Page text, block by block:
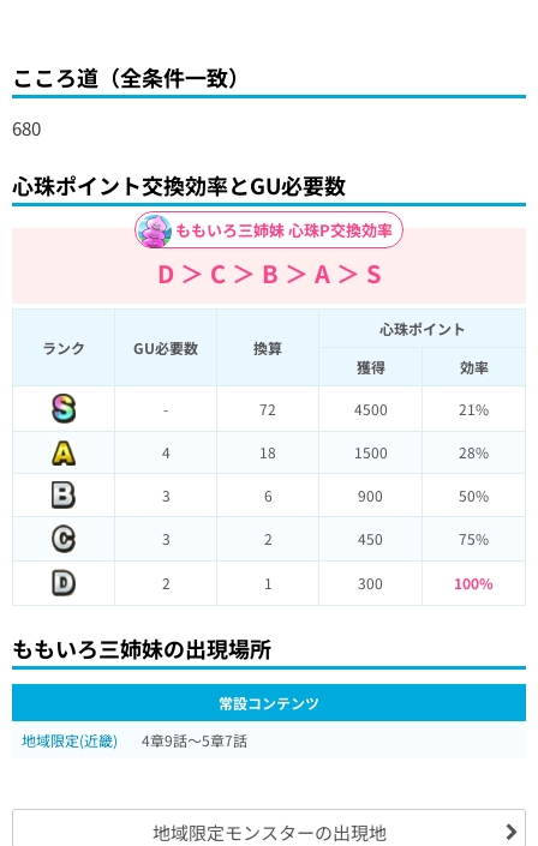
こころ道（全条件一致）
680
心珠ポイント交換効率とGU必要数
ももいろ三姉妹 心珠P交換効率
D ＞ C ＞ B ＞ A ＞ S
ランク GU必要数 換算
心珠ポイント
獲得
効率
- 72 4500 21%
4 18 1500 28%
3 6 900 50%
3 2 450 75%
2 1 300 100%
ももいろ三姉妹の出現場所
常設コンテンツ
地域限定(近畿)
4章9話～5章7話
地域限定モンスターの出現地